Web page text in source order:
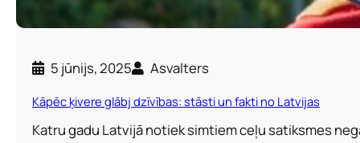
5 jūnijs, 2025 Asvalters
Kāpēc ķivere glābj dzīvības: stāsti un fakti no Latvijas
Katru gadu Latvijā notiek simtiem ceļu satiksmes